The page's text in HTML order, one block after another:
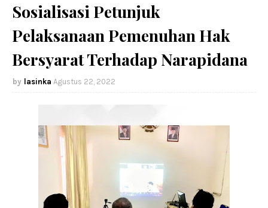
Sosialisasi Petunjuk
Pelaksanaan Pemenuhan Hak
Bersyarat Terhadap Narapidana
lasinka Agustus 22, 2022